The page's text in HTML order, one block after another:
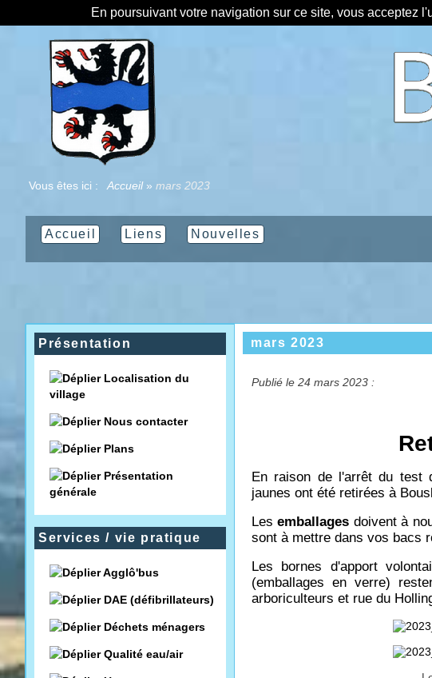
En poursuivant votre navigation sur ce site, vous acceptez
Vous êtes ici : Accueil » mars 2023
Accueil Liens Nouvelles
Présentation
Localisation du
village
Nous contacter
Plans
Présentation
générale
Services / vie pratique
Agglô'bus
DAE (défibrillateurs)
Déchets ménagers
Qualité eau/air
mars 2023
Publié le 24 mars 2023 :
En raison de l'arrêt du test
jaunes ont été retirées à
Lesemballages doivent à
sont à mettre dans vos bacs
Les bornes d'apport
(emballages en verre)
arboriculteurs et rue du